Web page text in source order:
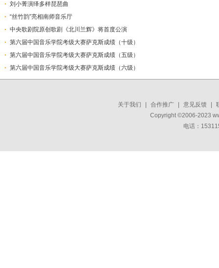
刘小菁演绎多样琵琶曲
“丝竹韵”亮相南师音乐厅
中央歌剧院原创歌剧《北川兰辉》将首度公演
第六届中国音乐学院考级大赛萨克斯成绩（十级）
第六届中国音乐学院考级大赛萨克斯成绩（五级）
第六届中国音乐学院考级大赛萨克斯成绩（六级）
关于我们 合作推广 意见反馈
Copyright ©2006-2023
电话：